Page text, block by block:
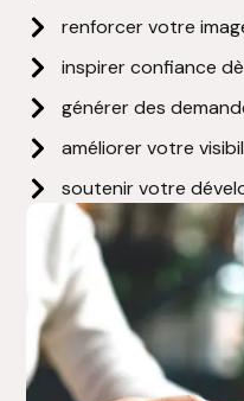
renforcer votre
inspirer confiance
générer des
améliorer votre
soutenir votre